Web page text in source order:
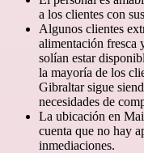
a los clientes con
Algunos clientes
alimentación fresca
solían estar
la mayoría de los
Gibraltar sigue
necesidades de
La ubicación en
cuenta que no hay
inmediaciones.